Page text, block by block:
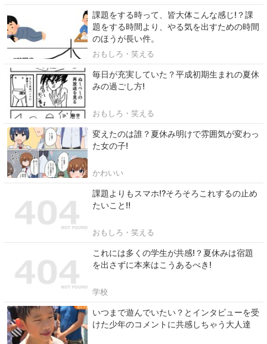
課題をする時って、皆大体こんな感じ!？課
題をする時間より、やる気を出すための時間
のほうが長い件。
おもしろ・笑える
毎日が充実していた？平成初期生まれの夏休
みの過ごし方!
おもしろ・笑える
変えたのは誰？夏休み明けで雰囲気が変わっ
た女の子!
かわいい
課題よりもスマホ⁉そろそろこれするの止め
たいこと‼
おもしろ・笑える
これには多くの学生が共感!？夏休みは宿題
を出さずに本来はこうあるべき!
学校
いつまで遊んでいたい？とインタビューを受
けた少年のコメントに共感しちゃう大人達